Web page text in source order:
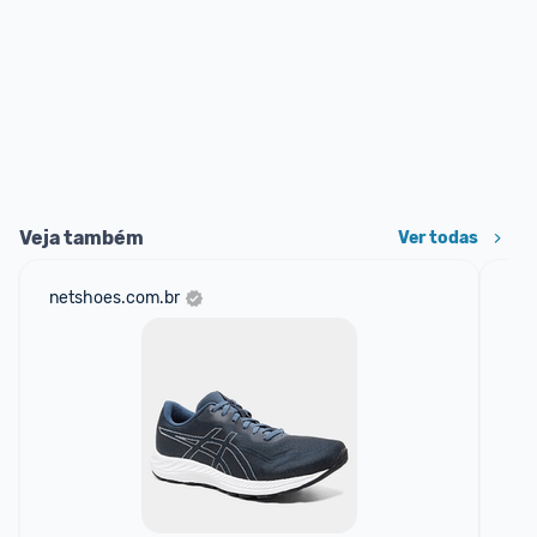
Veja também Ver todas
netshoes.com.br